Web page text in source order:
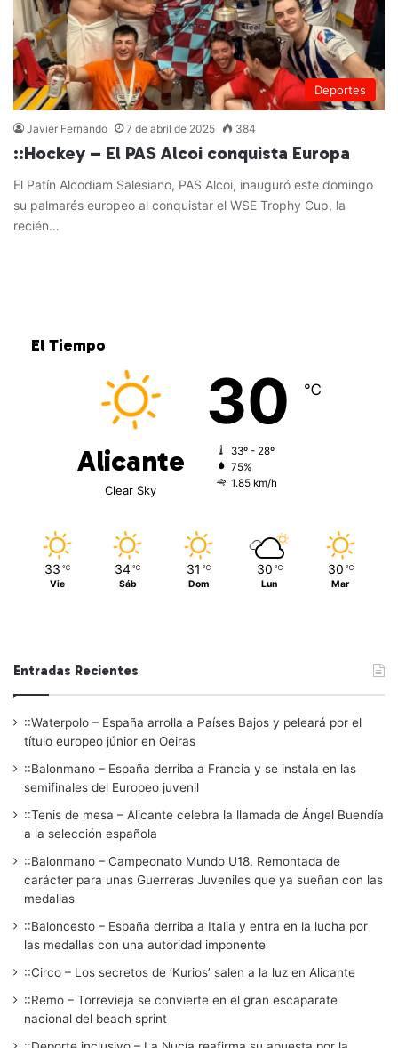
Deportes
Javier Fernando 7 de abril de 2025 384
::Hockey – El PAS Alcoi conquista Europa
El Patín Alcodiam Salesiano, PAS Alcoi, inauguró este domingo
su palmarés europeo al conquistar el WSE Trophy Cup, la
recién…
El Tiempo
Alicante
Clear Sky
30 ℃
33º - 28º
75%
1.85 km/h
33 ℃
Vie
34 ℃
Sáb
31 ℃
Dom
30 ℃
Lun
30 ℃
Mar
Entradas Recientes
::Waterpolo – España arrolla a Países Bajos y peleará por el
título europeo júnior en Oeiras
::Balonmano – España derriba a Francia y se instala en las
semifinales del Europeo juvenil
::Tenis de mesa – Alicante celebra la llamada de Ángel Buendía
a la selección española
::Balonmano – Campeonato Mundo U18. Remontada de
carácter para unas Guerreras Juveniles que ya sueñan con las
medallas
::Baloncesto – España derriba a Italia y entra en la lucha por
las medallas con una autoridad imponente
::Circo – Los secretos de ‘Kurios’ salen a la luz en Alicante
::Remo – Torrevieja se convierte en el gran escaparate
nacional del beach sprint